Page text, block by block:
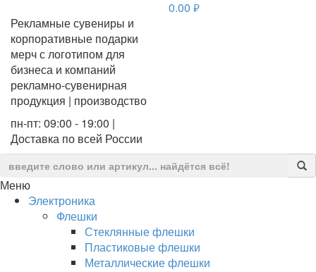
Рекламные сувениры и
корпоративные подарки
мерч с логотипом для
бизнеса и компаний
рекламно-сувенирная
продукция | производство
пн-пт: 09:00 - 19:00 |
Доставка по всей России
0.00 руб.
Меню
Электроника
Флешки
Стеклянные флешки
Пластиковые флешки
Металлические флешки